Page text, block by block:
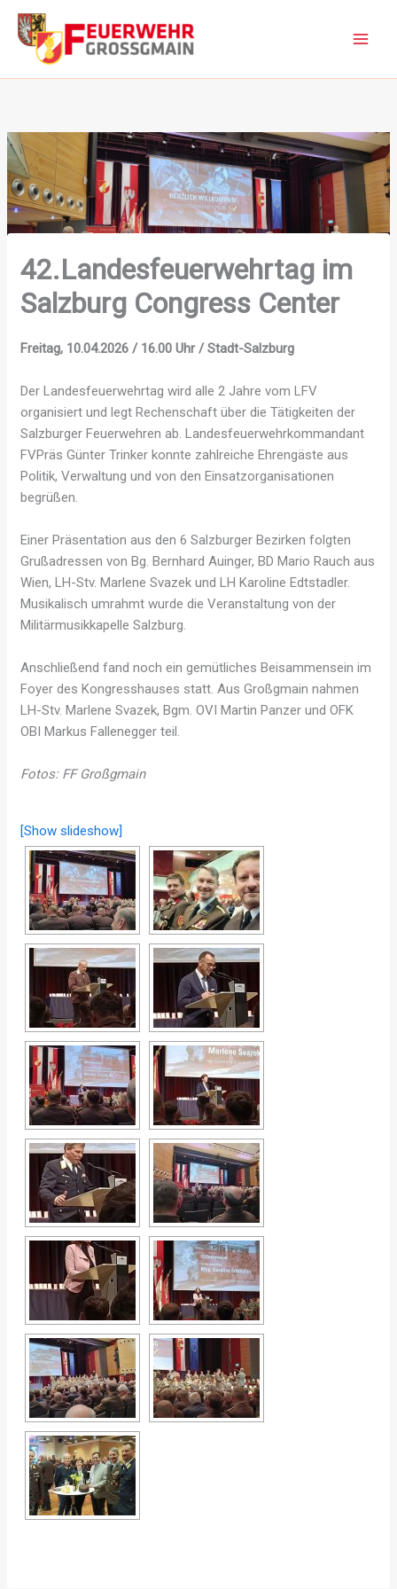
Zum
Inhalt
springen
42.Landes­feuerwehr­tag im
Salzburg Congress Center
Freitag, 10.04.2026 / 16.00 Uhr / Stadt-Salzburg
Der Landesfeuerwehrtag wird alle 2 Jahre vom LFV
organisiert und legt Rechenschaft über die Tätigkeiten der
Salzburger Feuerwehren ab. Landesfeuerwehrkommandant
FVPräs Günter Trinker konnte zahlreiche Ehrengäste aus
Politik, Verwaltung und von den Einsatzorganisationen
begrüßen.
Einer Präsentation aus den 6 Salzburger Bezirken folgten
Grußadressen von Bg. Bernhard Auinger, BD Mario Rauch aus
Wien, LH-Stv. Marlene Svazek und LH Karoline Edtstadler.
Musikalisch umrahmt wurde die Veranstaltung von der
Militärmusikkapelle Salzburg.
Anschließend fand noch ein gemütliches Beisammensein im
Foyer des Kongresshauses statt. Aus Großgmain nahmen
LH-Stv. Marlene Svazek, Bgm. OVI Martin Panzer und OFK
OBI Markus Fallenegger teil.
Fotos: FF Großgmain
[Show slideshow]